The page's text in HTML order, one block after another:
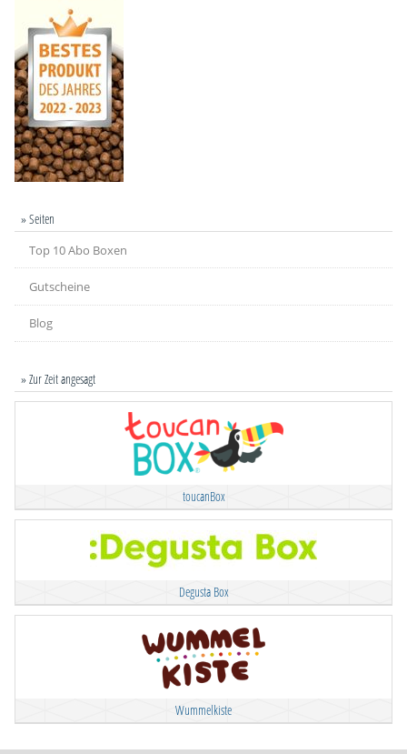
» Seiten
Top 10 Abo Boxen
Gutscheine
Blog
» Zur Zeit angesagt
toucanBox
Degusta Box
Wummelkiste